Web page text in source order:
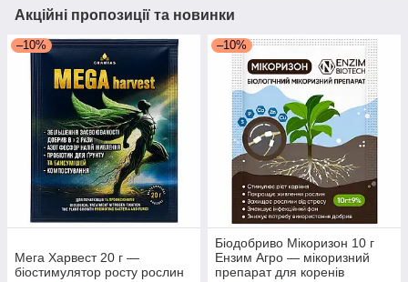
Акційні пропозиції та новинки
–10%
Мега Харвест 20 г —
біостимулятор росту рослин
–10%
Біодобриво Мікоризон 10 г
Ензим Агро — мікоризний
препарат для коренів